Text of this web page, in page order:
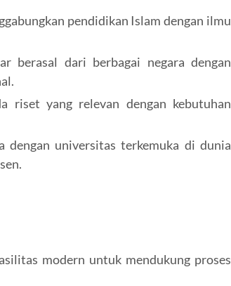
pendidikan Islam dengan ilmu
berasal dari berbagai negara dengan
riset yang relevan dengan kebutuhan
dengan universitas terkemuka di dunia
modern untuk mendukung proses